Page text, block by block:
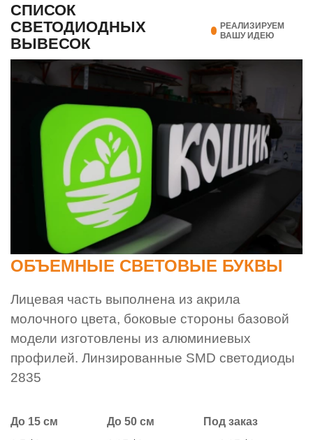
СПИСОК
СВЕТОДИОДНЫХ
ВЫВЕСОК
РЕАЛИЗИРУЕМ
ВАШУ ИДЕЮ
ОБЪЕМНЫЕ СВЕТОВЫЕ БУКВЫ
Лицевая часть выполнена из акрила
молочного цвета, боковые стороны базовой
модели изготовлены из алюминиевых
профилей. Линзированные SMD светодиоды
2835
До 15 см
До 50 см
Под заказ